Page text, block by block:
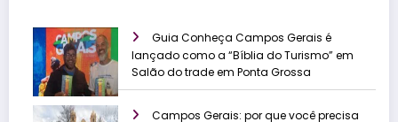
Guia Conheça Campos Gerais é
lançado como a “Bíblia do Turismo” em
Salão do trade em Ponta Grossa
Campos Gerais: por que você precisa